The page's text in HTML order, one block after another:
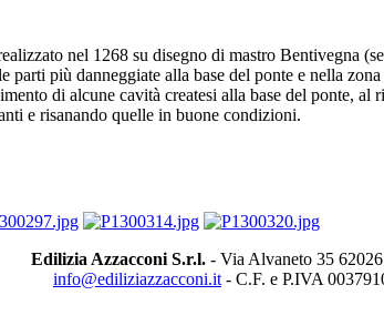
nel 1268 su disegno di mastro Bentivegna
parti più danneggiate alla base del ponte e nella
di alcune cavità createsi alla base del ponte,
e risanando quelle in buone condizioni.
Edilizia Azzacconi S.r.l. - Via Alvaneto 35
info@ediliziazzacconi.it - C.F. e P.IVA